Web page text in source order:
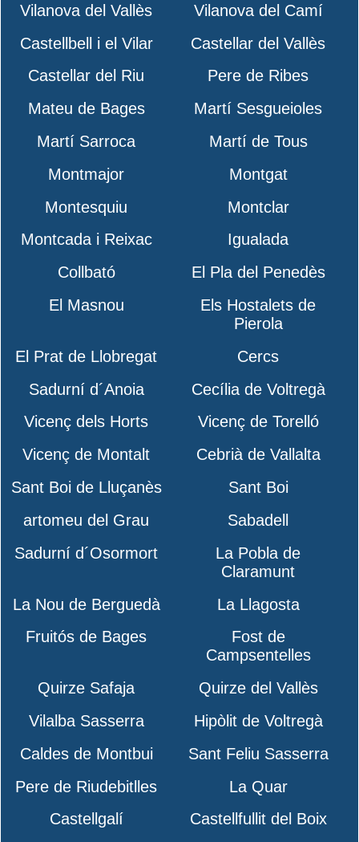
Vilanova del Vallès
Vilanova del Camí
Castellbell i el Vilar
Castellar del Vallès
Castellar del Riu
Pere de Ribes
Mateu de Bages
Martí Sesgueioles
Martí Sarroca
Martí de Tous
Montmajor
Montgat
Montesquiu
Montclar
Montcada i Reixac
Igualada
Collbató
El Pla del Penedès
El Masnou
Els Hostalets de
Pierola
El Prat de Llobregat
Cercs
Sadurní d´Anoia
Cecília de Voltregà
Vicenç dels Horts
Vicenç de Torelló
Vicenç de Montalt
Cebrià de Vallalta
Sant Boi de Lluçanès
Sant Boi
artomeu del Grau
Sabadell
Sadurní d´Osormort
La Pobla de
Claramunt
La Nou de Berguedà
La Llagosta
Fruitós de Bages
Fost de
Campsentelles
Quirze Safaja
Quirze del Vallès
Vilalba Sasserra
Hipòlit de Voltregà
Caldes de Montbui
Sant Feliu Sasserra
Pere de Riudebitlles
La Quar
Castellgalí
Castellfullit del Boix